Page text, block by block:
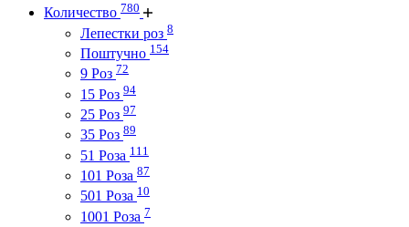
Количество 780
Лепестки роз 8
Поштучно 154
9 Роз 72
15 Роз 94
25 Роз 97
35 Роз 89
51 Роза 111
101 Роза 87
501 Роза 10
1001 Роза 7